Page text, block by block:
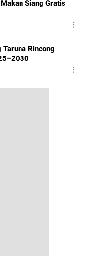
Siang Gratis
Rincong